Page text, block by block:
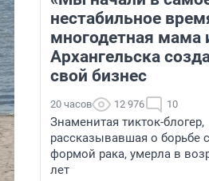
нестабильное
многодетная мама
Архангельска
свой бизнес
20 часов 12 976 10
Знаменитая тикток-блогер,
рассказывавшая о борьбе
формой рака, умерла в
лет